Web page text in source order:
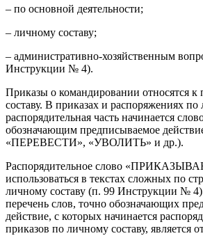
– по основной деятельности;
– личному составу;
– административно-хозяйственным
Инструкции № 4).
Приказы о командировании относятся
составу. В приказах и распоряжениях по
распорядительная часть начинается
обозначающим предписываемое
«ПЕРЕВЕСТИ», «УВОЛИТЬ» и др.).
Распорядительное слово
использоваться в текстах сложных по
личному составу (п. 99 Инструкции №
перечень слов, точно обозначающих
действие, с которых начинается
приказов по личному составу, является